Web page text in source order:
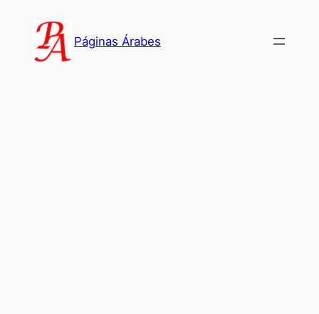
contenido
Páginas Árabes